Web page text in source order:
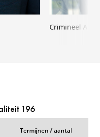
Crimineel
196
Termijnen / aantal